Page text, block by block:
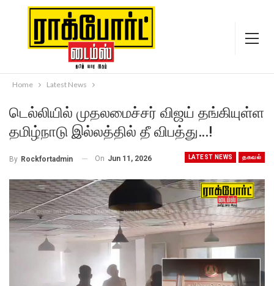
Home Latest News
டெல்லியில் முதலமைச்சர் விஜய் தங்கியுள்ள
தமிழ்நாடு இல்லத்தில் தீ விபத்து…!
LATEST NEWS தகவல்
By Rockfortadmin On Jun 11, 2026